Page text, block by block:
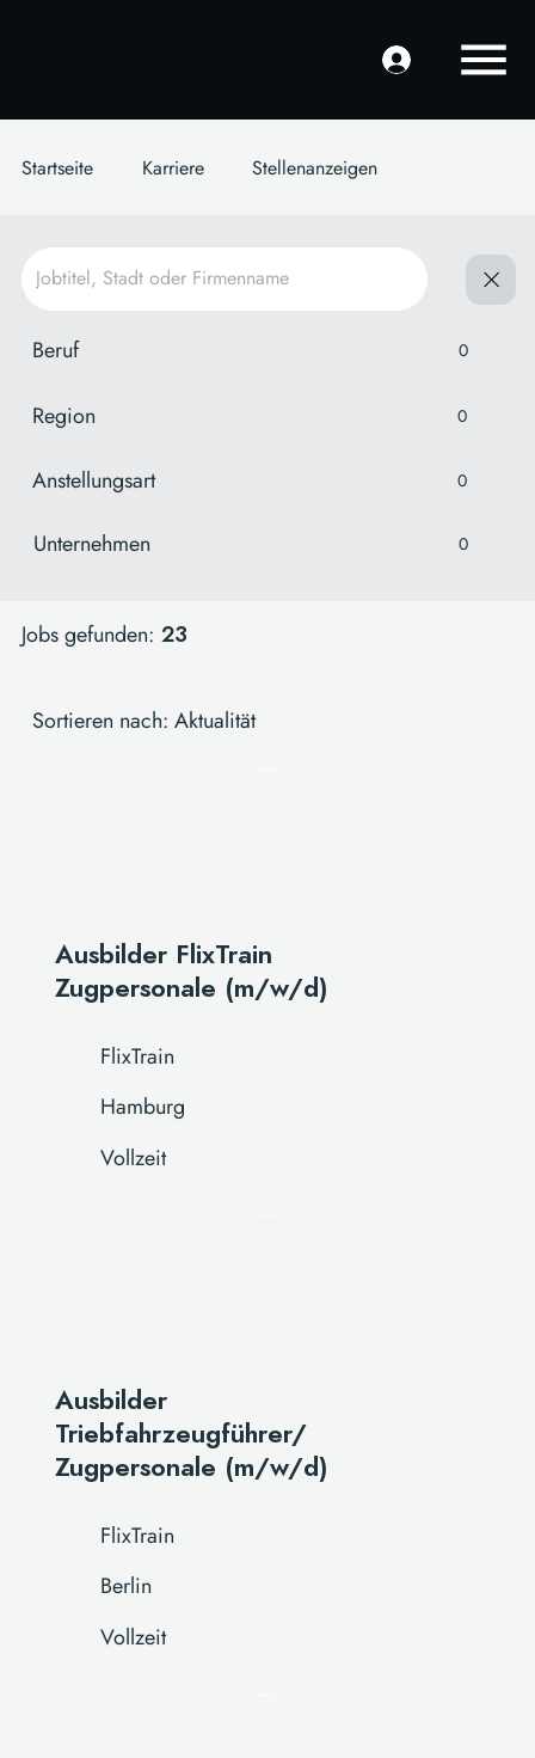
Startseite Karriere Stellenanzeigen
Beruf 0
Anstellungsart 0
Region 0
Unternehmen 0
Jobs gefunden: 23
Sortieren nach: Aktualität
Ausbilder FlixTrain
Zugpersonale (m/w/d)
FlixTrain
Hamburg
Vollzeit
Ausbilder
Triebfahrzeugführer/
Zugpersonale (m/w/d)
FlixTrain
Berlin
Vollzeit